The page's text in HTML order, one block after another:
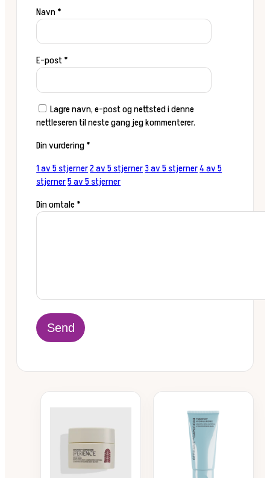
Navn*
E-post*
Lagre navn, e-post og nettsted i denne
nettleseren til neste gang jeg kommenterer.
Din vurdering*
1 av 5 stjerner2 av 5 stjerner3 av 5 stjerner4 av 5
stjerner5 av 5 stjerner
Din omtale*